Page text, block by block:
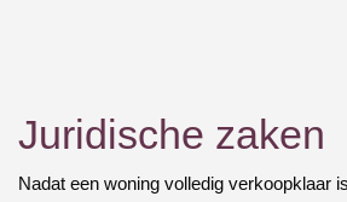
Juridische zaken
Nadat een woning volledig verkoopklaar